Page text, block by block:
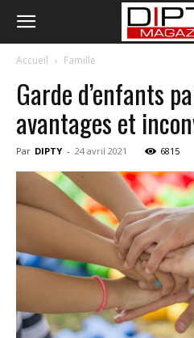
Accueil Famille
Garde d’enfants
avantages et
Par DIPTY - 24 avril 2021 6815